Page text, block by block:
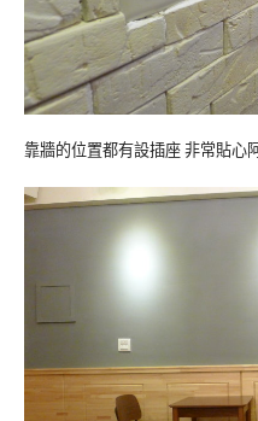
靠牆的位置都有設插座 非常貼心